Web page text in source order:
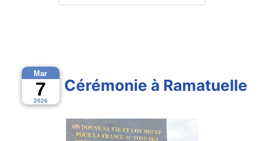
Cérémonie à Ramatuelle
7
Mar
2026